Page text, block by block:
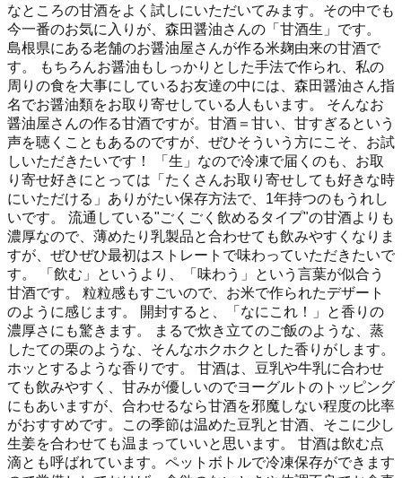
なところの甘酒をよく試しにいただいてみます。その中でも
今一番のお気に入りが、森田醤油さんの「甘酒生」です。
島根県にある老舗のお醤油屋さんが作る米麹由来の甘酒で
す。 もちろんお醤油もしっかりとした手法で作られ、私の
周りの食を大事にしているお友達の中には、森田醤油さん指
名でお醤油類をお取り寄せしている人もいます。 そんなお
醤油屋さんの作る甘酒ですが。甘酒＝甘い、甘すぎるという
声を聴くこともあるのですが、ぜひそういう方にこそ、お試
しいただきたいです！ 「生」なので冷凍で届くのも、お取
り寄せ好きにとっては「たくさんお取り寄せしても好きな時
にいただける」ありがたい保存方法で、1年持つのもうれし
いです。 流通している"ごくごく飲めるタイプ"の甘酒よりも
濃厚なので、薄めたり乳製品と合わせても飲みやすくなりま
すが、ぜひぜひ最初はストレートで味わっていただきたいで
す。 「飲む」というより、「味わう」という言葉が似合う
甘酒です。 粒粒感もすごいので、お米で作られたデザート
のように感じます。 開封すると、「なにこれ！」と香りの
濃厚さにも驚きます。 まるで炊き立てのご飯のような、蒸
したての栗のような、そんなホクホクとした香りがします。
ホッとするような香りです。 甘酒は、豆乳や牛乳に合わせ
ても飲みやすく、甘みが優しいのでヨーグルトのトッピング
にもあいますが、合わせるなら甘酒を邪魔しない程度の比率
がおすすめです。この季節は温めた豆乳と甘酒、そこに少し
生姜を合わせても温まっていいと思います。 甘酒は飲む点
滴とも呼ばれています。ペットボトルで冷凍保存ができます